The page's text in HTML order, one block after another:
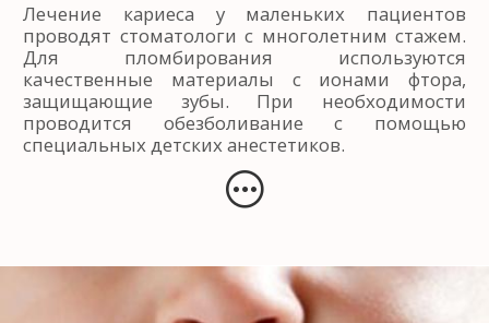
Лечение кариеса у маленьких пациентов
проводят стоматологи с многолетним стажем.
Для пломбирования используются
качественные материалы с ионами фтора,
защищающие зубы. При необходимости
проводится обезболивание с помощью
специальных детских анестетиков.
Лечение кариеса у детей
высококвалифицированные специалисты в
области детской стоматологии. Выполнять все